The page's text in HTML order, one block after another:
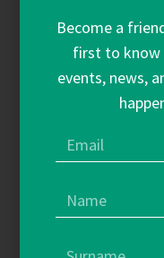
Welcome to La
Empordà
Create.
Become a
first to know
events, news,